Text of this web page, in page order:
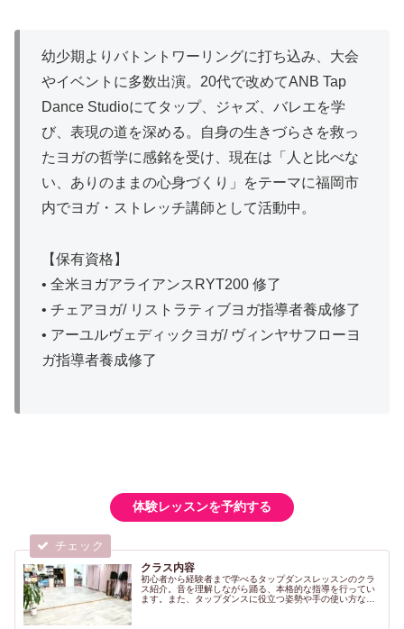
幼少期よりバトントワーリングに打ち込み、大会
やイベントに多数出演。20代で改めてANB Tap
Dance Studioにてタップ、ジャズ、バレエを学
び、表現の道を深める。自身の生きづらさを救っ
たヨガの哲学に感銘を受け、現在は「人と比べな
い、ありのままの心身づくり」をテーマに福岡市
内でヨガ・ストレッチ講師として活動中。
【保有資格】
• 全米ヨガアライアンスRYT200 修了
• チェアヨガ/ リストラティブヨガ指導者養成修了
• アーユルヴェディックヨガ/ ヴィンヤサフローヨ
ガ指導者養成修了
体験レッスンを予約する
クラス内容
初心者から経験者まで学べるタップダンスレッスンのクラ
ス紹介。音を理解しながら踊る、本格的な指導を行ってい
ます。また、タップダンスに役立つ姿勢や手の使い方など